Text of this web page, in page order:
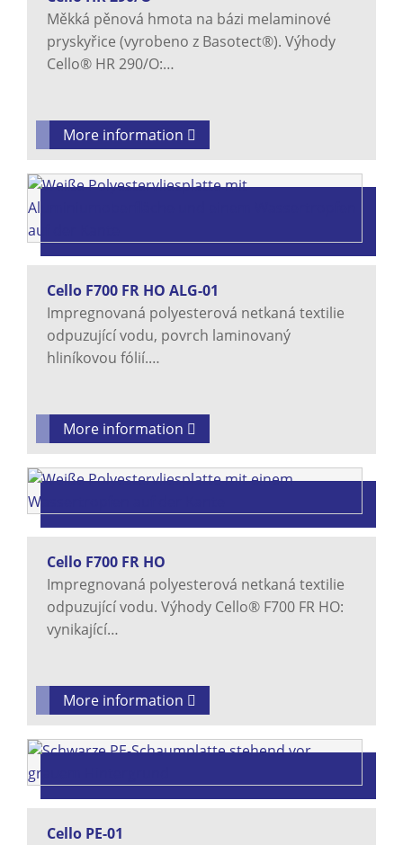
Měkká pěnová hmota na bázi melaminové
pryskyřice (vyrobeno z Basotect®). Výhody
Cello® HR 290/O:…
More information
Cello F700 FR HO ALG-01
Impregnovaná polyesterová netkaná textilie
odpuzující vodu, povrch laminovaný
hliníkovou fólií.…
More information
Cello F700 FR HO
Impregnovaná polyesterová netkaná textilie
odpuzující vodu. Výhody Cello® F700 FR HO:
vynikající…
More information
Cello PE-01